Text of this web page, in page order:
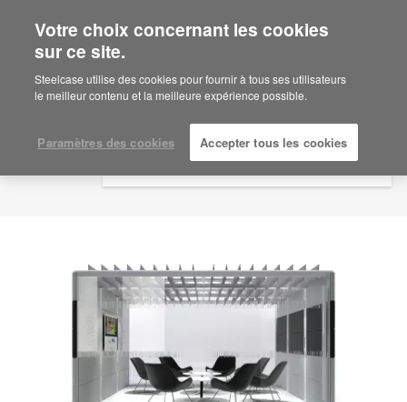
Are you in United States?
Would you like to see Products we sell in
your region?
English
Español
Votre choix concernant les cookies
sur ce site.
Steelcase utilise des cookies pour fournir à tous ses utilisateurs
le meilleur contenu et la meilleure expérience possible.
Paramètres des cookies Accepter tous les cookies